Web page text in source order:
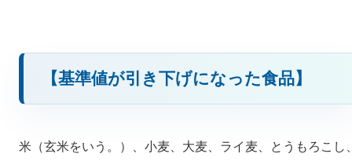
【基準値が引き下げになった食品】
米（玄米をいう。）、小麦、大麦、ライ麦、とうもろこし